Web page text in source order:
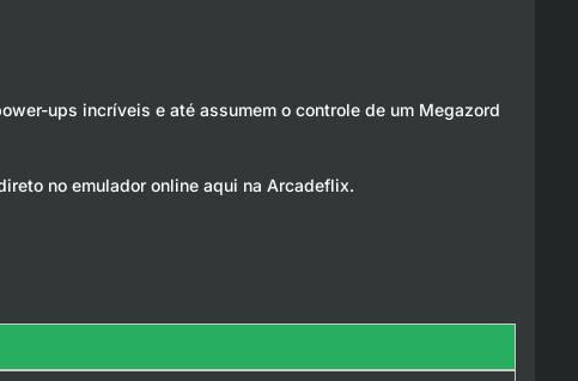
ups incríveis e até assumem o controle de um Megazord
no emulador online aqui na Arcadeflix.